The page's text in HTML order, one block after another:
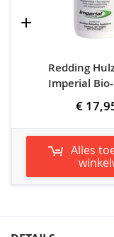
Redding
Imperial
€
Alles